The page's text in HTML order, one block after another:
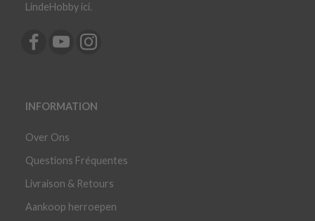
LindeHobby ici.
INFORMATION
Over Ons
Questions Fréquentes
Livraison & Retours
Aankoop herroepen